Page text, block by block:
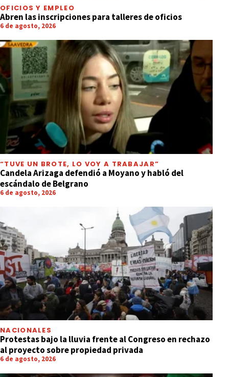
OFICIOS Y EMPLEO
Abren las inscripciones para talleres de oficios
6 de agosto, 2026
“TUVE UN BROTE, LO VOY A TRABAJAR”
Candela Arizaga defendió a Moyano y habló del
escándalo de Belgrano
6 de agosto, 2026
NACIONALES
Protestas bajo la lluvia frente al Congreso en rechazo
al proyecto sobre propiedad privada
6 de agosto, 2026